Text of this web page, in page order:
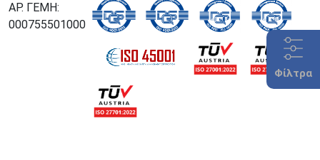
Φίλτρα
ΑΡ. ΓΕΜΗ:
000755501000